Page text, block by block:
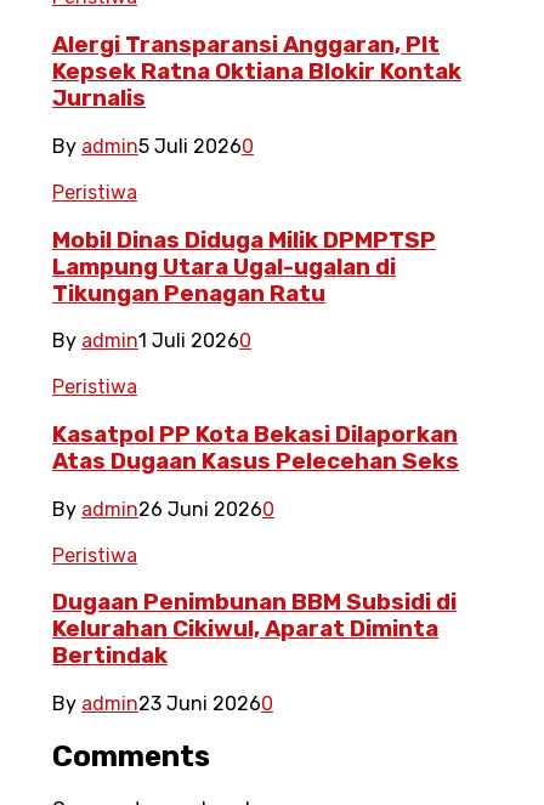
Alergi Transparansi Anggaran, Plt
Kepsek Ratna Oktiana Blokir Kontak
Jurnalis
By admin5 Juli 20260
Peristiwa
Mobil Dinas Diduga Milik DPMPTSP
Lampung Utara Ugal-ugalan di
Tikungan Penagan Ratu
By admin1 Juli 20260
Peristiwa
Kasatpol PP Kota Bekasi Dilaporkan
Atas Dugaan Kasus Pelecehan Seks
By admin26 Juni 20260
Peristiwa
Dugaan Penimbunan BBM Subsidi di
Kelurahan Cikiwul, Aparat Diminta
Bertindak
By admin23 Juni 20260
Comments